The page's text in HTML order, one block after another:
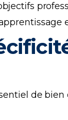
de